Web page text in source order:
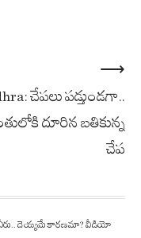
చేపలు పడ్తుండగా..
దూరిన బతికున్న
చేప
⟶
నీరు.. దెయ్యమే కారణమా? వీడియో